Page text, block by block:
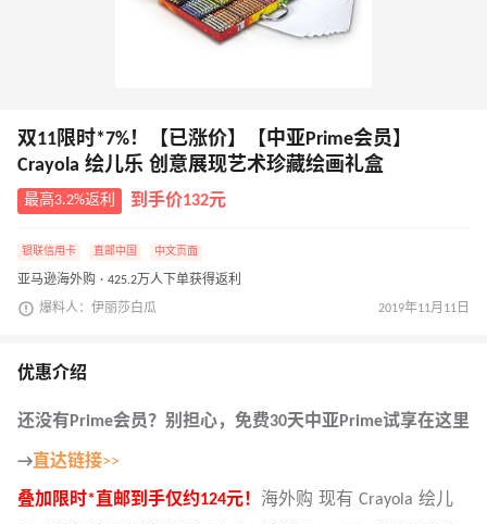
双11限时*7%！【已涨价】【中亚Prime会员】
Crayola 绘儿乐 创意展现艺术珍藏绘画礼盒
最高3.2%返利 到手价132元
银联信用卡 直邮中国 中文页面
亚马逊海外购 · 425.2万人下单获得返利
爆料人：伊丽莎白瓜 2019年11月11日
优惠介绍
还没有 Prime会员？别担心，免费30天中亚Prime试享在这里
→ 直达链接>>
叠加限时*直邮到手仅约124元！ 海外购 现有 Crayola 绘儿